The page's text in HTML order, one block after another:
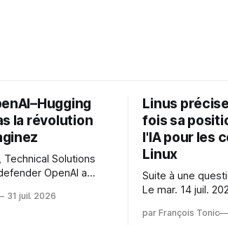
la révolution
Technical Solutions
OpenAI a
évaluation interne
31 juil. 2026
Linus
fois sa
l'IA pour les
Linux
Suite à une
Le mar. 14 juil.
écrit : Je pense que cela rend l'objectif
par François Tonic